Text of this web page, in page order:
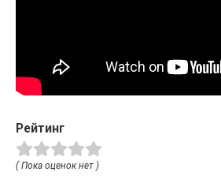
Рейтинг
( Пока оценок нет )